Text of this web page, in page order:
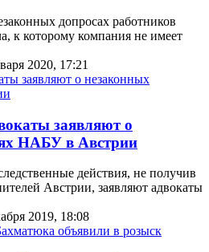
допросах работников
к которому компания не имеет
2020, 17:21
заявляют о
НАБУ в Австрии
действия, не получив
Австрии, заявляют адвокаты
2019, 18:08